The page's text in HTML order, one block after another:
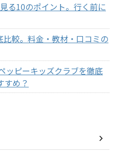
る10のポイント。行く前に
較。料金・教材・口コミの
ッピーキッズクラブを徹底
すめ？